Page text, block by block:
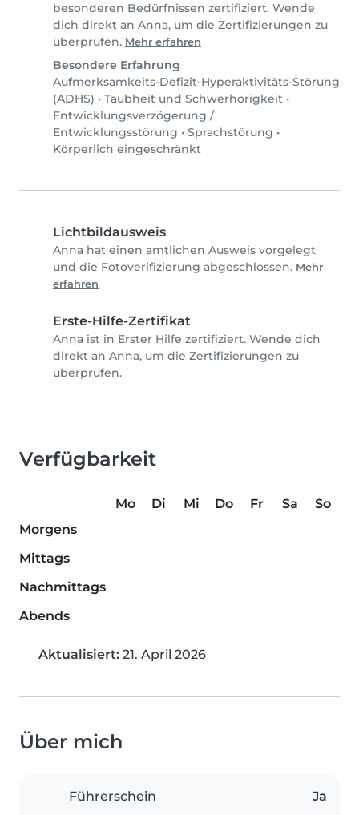
besonderen Bedürfnissen zertifiziert. Wende
dich direkt an Anna, um die Zertifizierungen zu
überprüfen. Mehr erfahren
Besondere Erfahrung
Aufmerksamkeits-Defizit-Hyperaktivitäts-Störung
(ADHS) • Taubheit und Schwerhörigkeit •
Entwicklungsverzögerung /
Entwicklungsstörung • Sprachstörung •
Körperlich eingeschränkt
Lichtbildausweis
Anna hat einen amtlichen Ausweis vorgelegt
und die Fotoverifizierung abgeschlossen. Mehr
erfahren
Erste-Hilfe-Zertifikat
Anna ist in Erster Hilfe zertifiziert. Wende dich
direkt an Anna, um die Zertifizierungen zu
überprüfen.
Verfügbarkeit
Mo Di Mi Do Fr Sa
So
Morgens
Mittags
Nachmittags
Abends
Aktualisiert: 21. April 2026
Über mich
Führerschein Ja